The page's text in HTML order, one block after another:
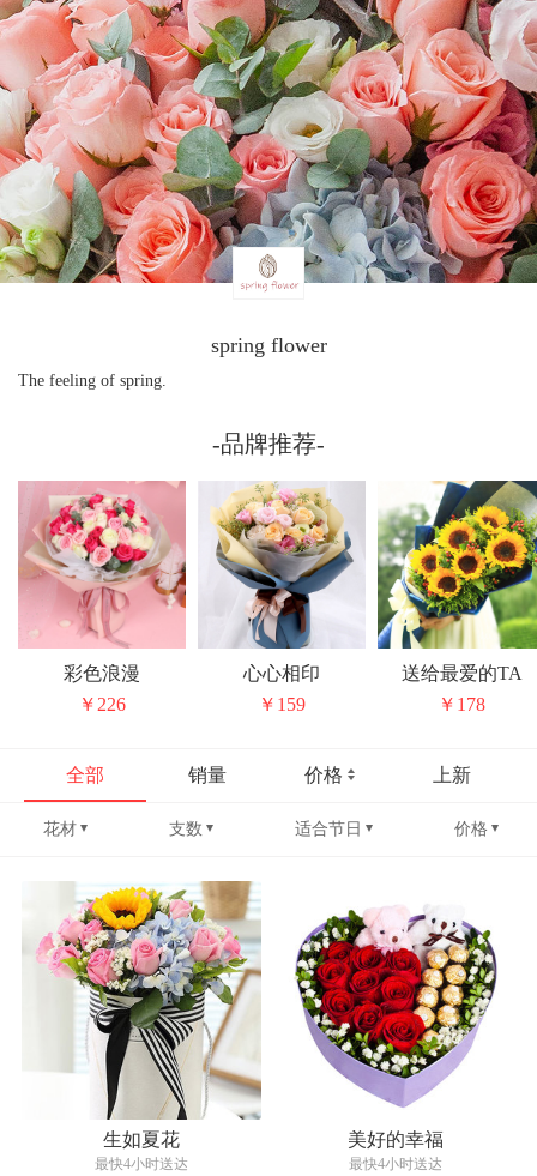
spring flower
The feeling of spring.
-品牌推荐-
彩色浪漫
￥226
心心相印
￥159
送给最爱的TA
￥178
全部 销量 价格 上新
花材 支数 适合节日 价格
生如夏花
最快4小时送达
美好的幸福
最快4小时送达